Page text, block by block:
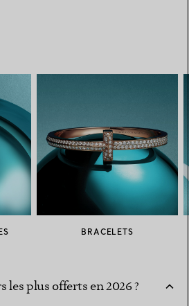
BRACELETS
les plus offerts en 2026 ?